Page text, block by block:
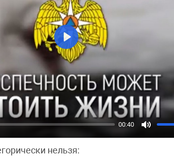
00:40
Play
нельзя: